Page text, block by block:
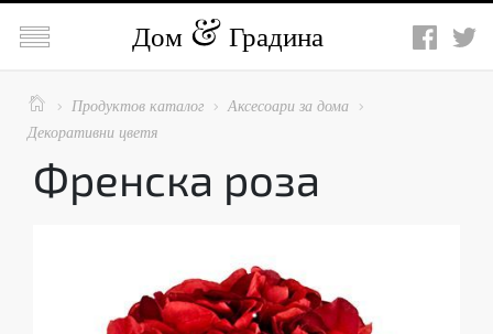
 Дом Градина
  Продуктов каталог  Аксесоари за дома 
Декоративни цветя
Френска роза